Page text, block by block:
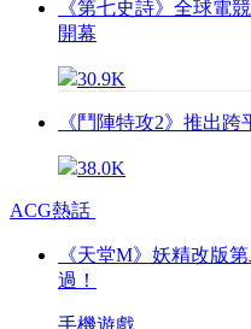
《第七史詩》全球電
開幕
30.9K
《鬥陣特攻2》推出
38.0K
ACG熱話
《天堂M》妖精改版
過！
手機遊戲